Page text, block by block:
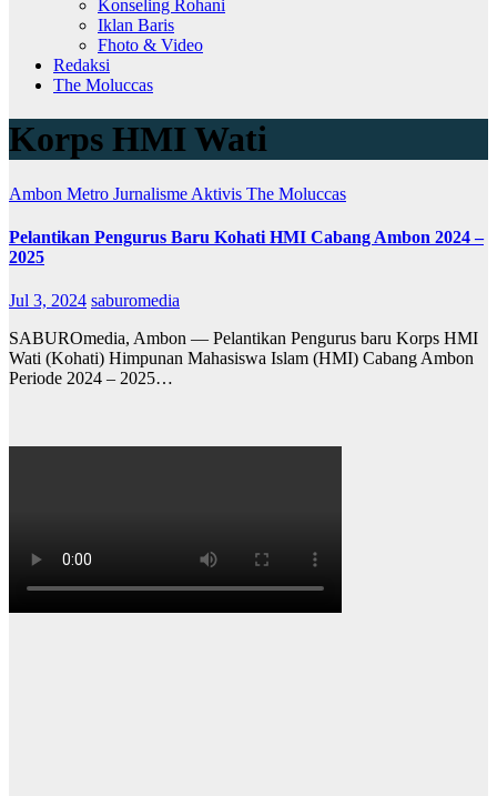
Konseling Rohani
Iklan Baris
Fhoto & Video
Redaksi
The Moluccas
Korps HMI Wati
Ambon Metro Jurnalisme Aktivis The Moluccas
Pelantikan Pengurus Baru Kohati HMI Cabang Ambon 2024 –
2025
Jul 3, 2024 saburomedia
SABUROmedia, Ambon — Pelantikan Pengurus baru Korps HMI
Wati (Kohati) Himpunan Mahasiswa Islam (HMI) Cabang Ambon
Periode 2024 – 2025…